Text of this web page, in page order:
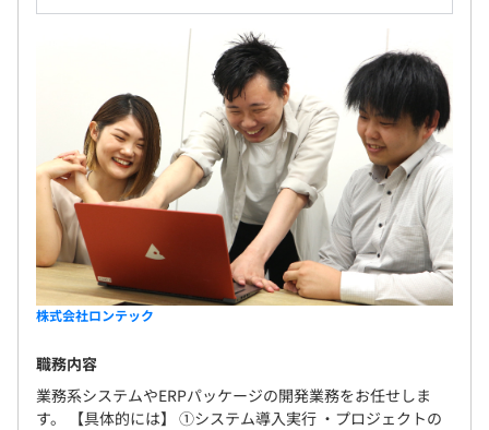
株式会社ロンテック
職務内容
業務系システムやERPパッケージの開発業務をお任せしま
す。 【具体的には】 ①システム導入実行 ・プロジェクトの